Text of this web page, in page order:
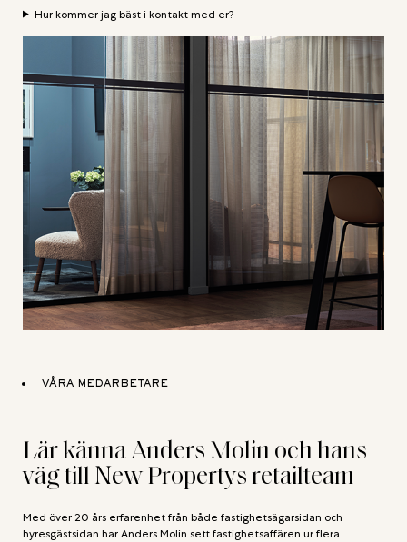
Hur kommer jag bäst i kontakt med er?
VÅRA MEDARBETARE
Lär känna Anders Molin och hans
väg till New Propertys retailteam
Med över 20 års erfarenhet från både fastighetsägarsidan och
hyresgästsidan har Anders Molin sett fastighetsaffären ur flera